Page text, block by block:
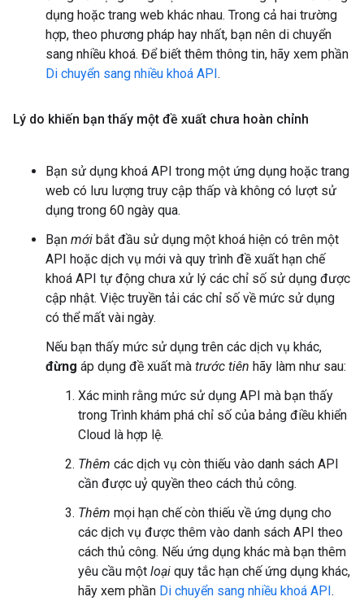
dụng hoặc trang web khác nhau. Trong cả hai trường
hợp, theo phương pháp hay nhất, bạn nên di chuyển
sang nhiều khoá. Để biết thêm thông tin, hãy xem phần
Di chuyển sang nhiều khoá API.
Lý do khiến bạn thấy một đề xuất chưa hoàn chỉnh
Bạn sử dụng khoá API trong một ứng dụng hoặc trang
web có lưu lượng truy cập thấp và không có lượt sử
dụng trong 60 ngày qua.
Bạn mới bắt đầu sử dụng một khoá hiện có trên một
API hoặc dịch vụ mới và quy trình đề xuất hạn chế
khoá API tự động chưa xử lý các chỉ số sử dụng được
cập nhật. Việc truyền tải các chỉ số về mức sử dụng
có thể mất vài ngày.
Nếu bạn thấy mức sử dụng trên các dịch vụ khác,
đừng áp dụng đề xuất mà trước tiên hãy làm như sau:
Xác minh rằng mức sử dụng API mà bạn thấy
trong Trình khám phá chỉ số của bảng điều khiển
Cloud là hợp lệ.
Thêm các dịch vụ còn thiếu vào danh sách API
cần được uỷ quyền theo cách thủ công.
Thêm mọi hạn chế còn thiếu về ứng dụng cho
các dịch vụ được thêm vào danh sách API theo
cách thủ công. Nếu ứng dụng khác mà bạn thêm
yêu cầu một loại quy tắc hạn chế ứng dụng khác,
hãy xem phần Di chuyển sang nhiều khoá API.